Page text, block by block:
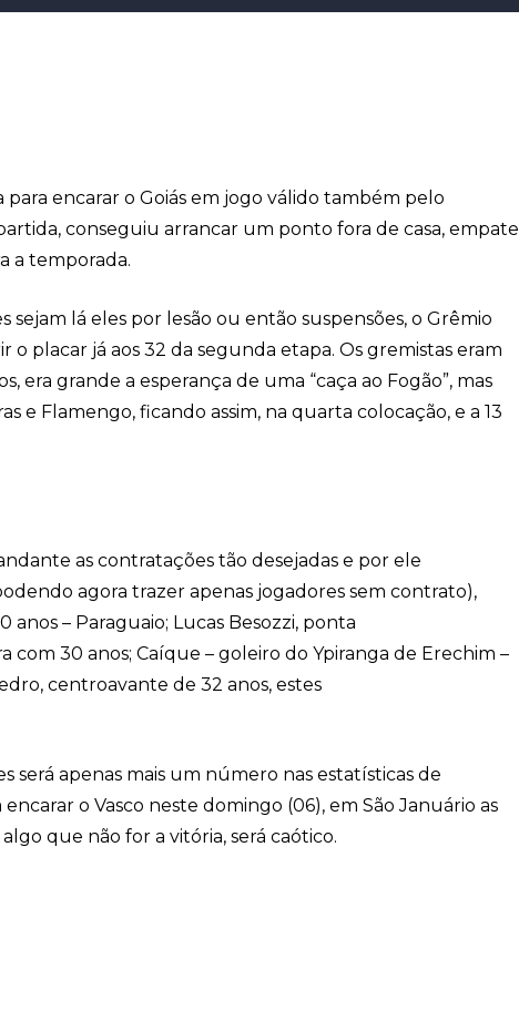
encarar o Goiás em jogo válido também pelo
conseguiu arrancar um ponto fora de casa, empate
a temporada.
lá eles por lesão ou então suspensões, o Grêmio
placar já aos 32 da segunda etapa. Os gremistas eram
era grande a esperança de uma “caça ao Fogão”, mas
e Flamengo, ficando assim, na quarta colocação, e a 13
as contratações tão desejadas e por ele
agora trazer apenas jogadores sem contrato),
– Paraguaio; Lucas Besozzi, ponta
com 30 anos; Caíque – goleiro do Ypiranga de Erechim –
centroavante de 32 anos, estes
será apenas mais um número nas estatísticas de
o Vasco neste domingo (06), em São Januário as
que não for a vitória, será caótico.